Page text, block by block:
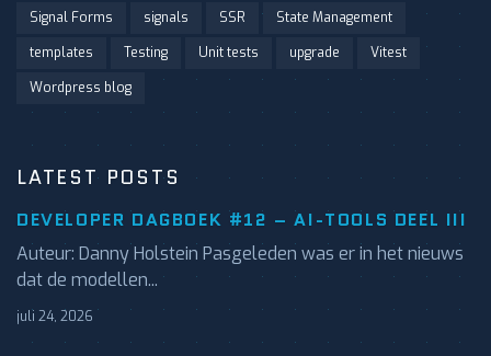
Signal Forms
signals SSR
State Management
templates
Testing Unit tests upgrade
Vitest
Wordpress blog
LATEST POSTS
DEVELOPER DAGBOEK #12 – AI-TOOLS DEEL III
Auteur: Danny Holstein Pasgeleden was er in het nieuws
dat de modellen...
juli 24, 2026